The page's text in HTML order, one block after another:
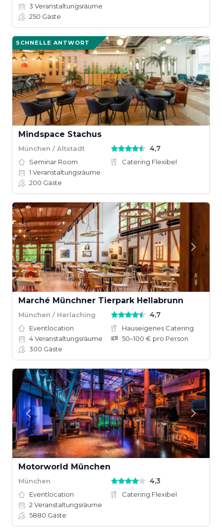
3 Veranstaltungsräume
250 Gäste
SCHNELLE ANTWORT
Mindspace Stachus
München / Altstadt 4,7
Seminar Room
Catering Flexibel
1 Veranstaltungsräume
200 Gäste
Marché Münchner Tierpark Hellabrunn
München / Harlaching 4,7
Eventlocation
Hauseigenes Catering
4Veranstaltungsräume
50–100 € pro Person
300 Gäste
Motorworld München
München 4,3
Eventlocation
Catering Flexibel
2 Veranstaltungsräume
5880 Gäste